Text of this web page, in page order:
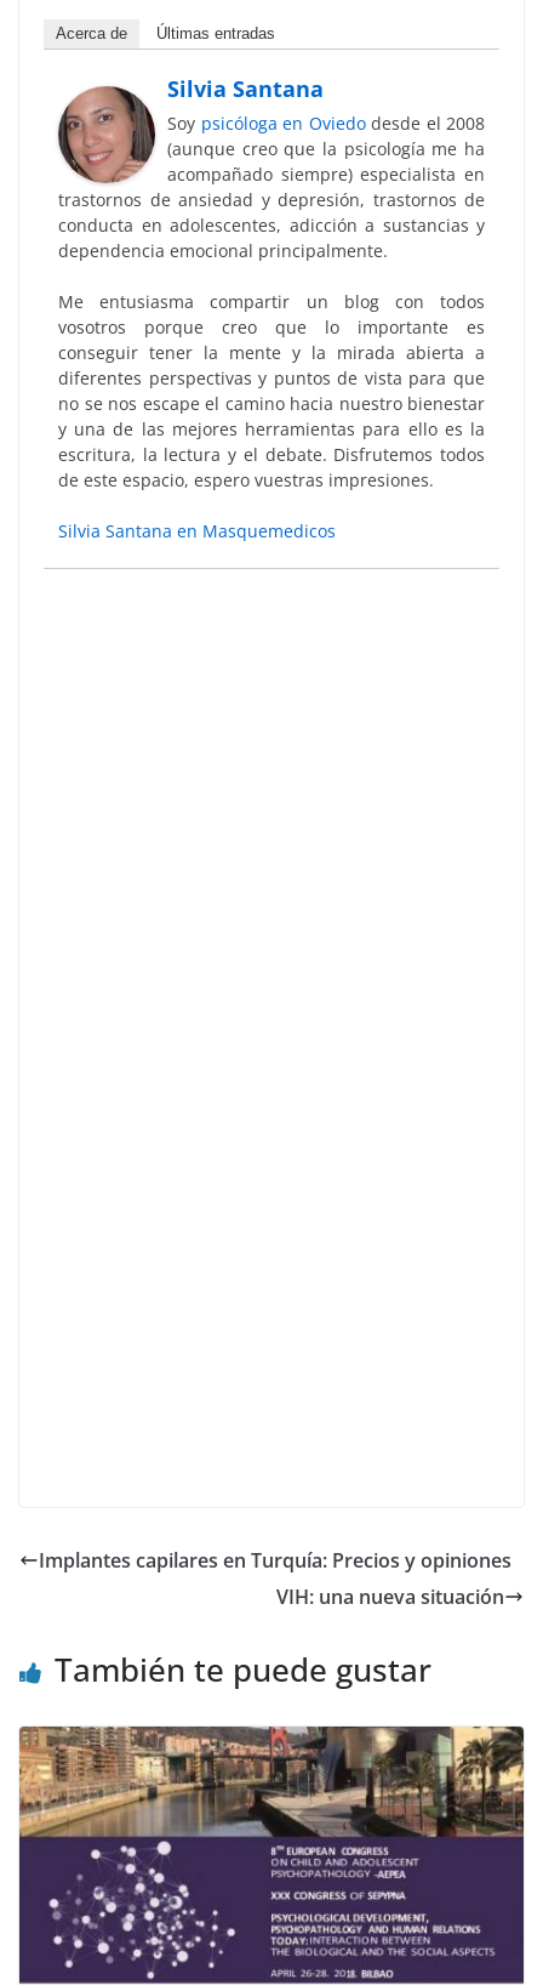
Acerca de Últimas entradas
Silvia Santana
Soy psicóloga en Oviedodesde el 2008
(aunque creo que la psicología me ha
acompañado siempre) especialista en
trastornos de ansiedad y depresión, trastornos de
conducta en adolescentes, adicción a sustancias y
dependencia emocional principalmente.
Me entusiasma compartir un blog con todos
vosotros porque creo que lo importante es
conseguir tener la mente y la mirada abierta a
diferentes perspectivas y puntos de vista para que
no se nos escape el camino hacia nuestro bienestar
y una de las mejores herramientas para ello es la
escritura, la lectura y el debate. Disfrutemos todos
de este espacio, espero vuestras impresiones.
Silvia Santana en Masquemedicos
Implantes capilares en Turquía: Precios y opiniones
VIH: una nueva situación
También te puede gustar